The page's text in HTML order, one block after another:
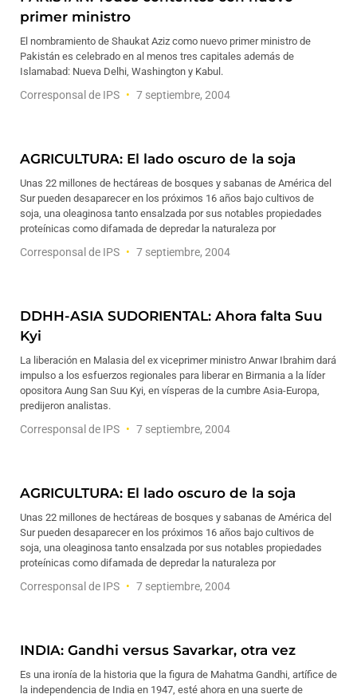
primer ministro
El nombramiento de Shaukat Aziz como nuevo primer ministro de
Pakistán es celebrado en al menos tres capitales además de
Islamabad: Nueva Delhi, Washington y Kabul.
Corresponsal de IPS 7 septiembre, 2004
AGRICULTURA: El lado oscuro de la soja
Unas 22 millones de hectáreas de bosques y sabanas de América del
Sur pueden desaparecer en los próximos 16 años bajo cultivos de
soja, una oleaginosa tanto ensalzada por sus notables propiedades
proteínicas como difamada de depredar la naturaleza por
Corresponsal de IPS 7 septiembre, 2004
DDHH-ASIA SUDORIENTAL: Ahora falta Suu
Kyi
La liberación en Malasia del ex viceprimer ministro Anwar Ibrahim dará
impulso a los esfuerzos regionales para liberar en Birmania a la líder
opositora Aung San Suu Kyi, en vísperas de la cumbre Asia-Europa,
predijeron analistas.
Corresponsal de IPS 7 septiembre, 2004
AGRICULTURA: El lado oscuro de la soja
Unas 22 millones de hectáreas de bosques y sabanas de América del
Sur pueden desaparecer en los próximos 16 años bajo cultivos de
soja, una oleaginosa tanto ensalzada por sus notables propiedades
proteínicas como difamada de depredar la naturaleza por
Corresponsal de IPS 7 septiembre, 2004
INDIA: Gandhi versus Savarkar, otra vez
Es una ironía de la historia que la figura de Mahatma Gandhi, artífice de
la independencia de India en 1947, esté ahora en una suerte de